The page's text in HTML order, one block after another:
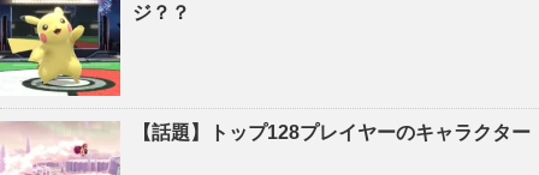
ジ？？
【話題】トップ128プレイヤーのキャラクター